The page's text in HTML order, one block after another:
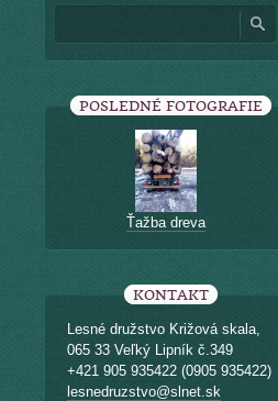
POSLEDNÉ FOTOGRAFIE
Ťažba dreva
KONTAKT
Lesné družstvo Križová skala,
065 33 Veľký Lipník č.349
+421 905 935422 (0905 935422)
lesnedruzstvo@slnet.sk